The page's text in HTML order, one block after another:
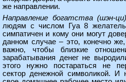
же направлении.
Направление богатства (шэн-ци)
людям с числом Гуа 8
симпатичен и кому они могут
данном случае – это, конечно
важно, чтобы близкие
зарабатывания денег не
этого нужно постараться не
сектор денежной символикой. И